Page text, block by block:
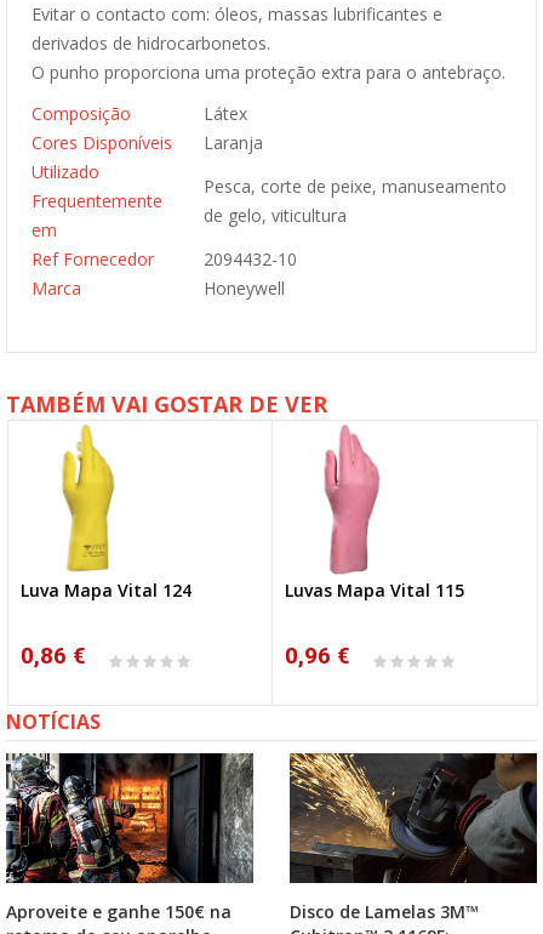
Evitar o contacto com: óleos, massas lubrificantes e
derivados de hidrocarbonetos.
O punho proporciona uma proteção extra para o antebraço.
Composição
Látex
Cores Disponíveis
Laranja
Utilizado
Frequentemente
em
Pesca, corte de peixe, manuseamento
de gelo, viticultura
Ref Fornecedor
2094432-10
Marca
Honeywell
TAMBÉM VAI GOSTAR DE VER
Luva Mapa Vital 124
0,86 €
Luvas Mapa Vital 115
0,96 €
NOTÍCIAS
Aproveite e ganhe 150€ na
Disco de Lamelas 3M™